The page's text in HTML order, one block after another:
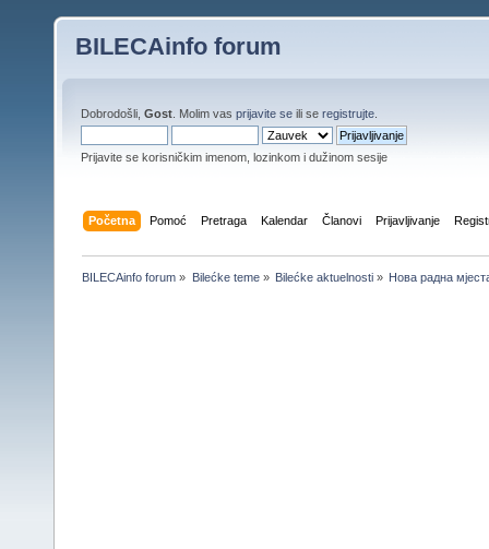
BILECAinfo forum
Dobrodošli, Gost . Molim vas prijavite se ili se registrujte
Prijavite se korisničkim imenom, lozinkom i dužinom sesije
Početna Pomoć Pretraga Kalendar Članovi Prijavljivanje
BILECAinfo forum » Bilećke teme» Bilećke aktuelnosti» Нова радна